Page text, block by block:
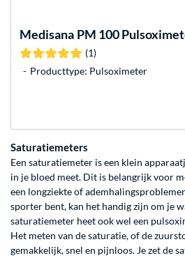
Medisana PM 100
(1)
Producttype: Pulsoximeter
Saturatiemeters
Een saturatiemeter is een klein
in je bloed meet. Dit is belangrijk voor
een longziekte of
sporter bent, kan het handig zijn om je
saturatiemeter heet ook wel een
Het meten van de saturatie, of de
gemakkelijk, snel en pijnloos. Je zet de